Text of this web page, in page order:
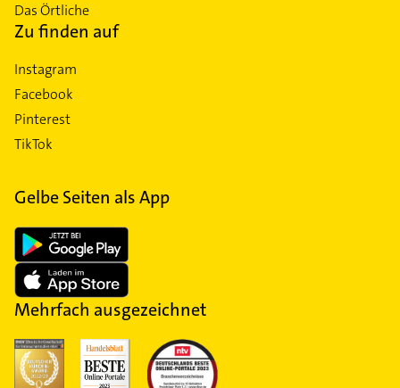
Das Örtliche
Zu finden auf
Instagram
Facebook
Pinterest
TikTok
Gelbe Seiten als App
Mehrfach ausgezeichnet